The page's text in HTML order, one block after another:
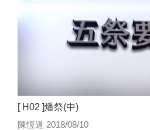
[ H02 ]燔祭(中)
陳恆道 2018/08/10